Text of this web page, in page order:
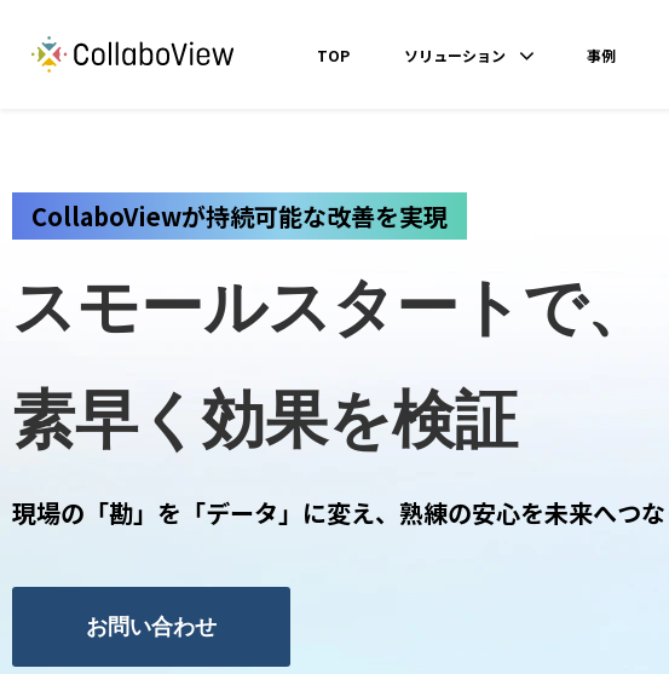
TOP ソリューション 事例
CollaboViewが持続可能な改善を実現
スモールスタートで、
素早く効果を検証
現場の「勘」を「データ」に変え、熟練の安心を未来へつな
お問い合わせ